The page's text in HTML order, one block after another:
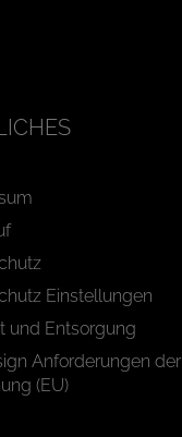
Einstellungen
und Entsorgung
Anforderungen der
(EU)